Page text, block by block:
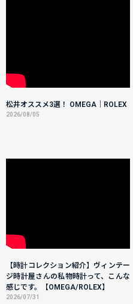
松井オススメ3選！ OMEGA｜ROLEX
2026/08/05
【時計コレクション紹介】ヴィンテー
ジ時計屋さんの私物時計って、こんな
感じです。【OMEGA/ROLEX】
2026/07/31